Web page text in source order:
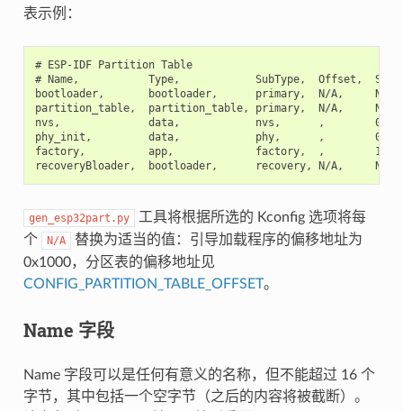
表示例：
# ESP-IDF Partition Table
# Name,           Type,            SubType,  Offset,
bootloader,       bootloader,      primary,  N/A,     N/A,
partition_table,  partition_table, primary,  N/A,     N/A,
nvs,              data,            nvs,      ,
phy_init,         data,            phy,      ,
factory,          app,             factory,  ,        1M,
gen_esp32part.py
工具将根据所选的 Kconfig 选项将每
个
N/A
替换为适当的值：引导加载程序的偏移地址为
0x1000，分区表的偏移地址见
CONFIG_PARTITION_TABLE_OFFSET。
Name 字段
Name 字段可以是任何有意义的名称，但不能超过 16 个
字节，其中包括一个空字节（之后的内容将被截断）。